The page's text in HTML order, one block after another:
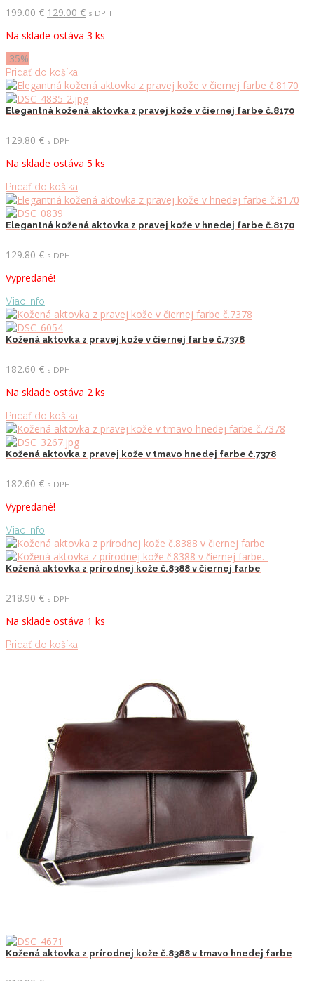
199.00€ Pôvodná
bola:
129.00 €Aktuálna
je:
s DPH
Na sklade ostáva 3 ks
-35%
Pridať do košíka
Elegantná kožená aktovka z pravej kože v čiernej farbe č.8170
129.80 € s DPH
Na sklade ostáva 5 ks
Pridať do košíka
Elegantná kožená aktovka z pravej kože v hnedej farbe č.8170
129.80 € s DPH
Vypredané!
Viac info
Kožená aktovka z pravej kože v čiernej farbe č.7378
182.60 € s DPH
Na sklade ostáva 2 ks
Pridať do košíka
Kožená aktovka z pravej kože v tmavo hnedej farbe č.7378
182.60 € s DPH
Vypredané!
Viac info
Kožená aktovka z prírodnej kože č.8388 v čiernej farbe
218.90 € s DPH
Na sklade ostáva 1 ks
Pridať do košíka
Kožená aktovka z prírodnej kože č.8388 v tmavo hnedej farbe